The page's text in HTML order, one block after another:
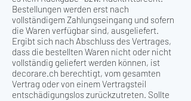
Bestellungen werden erst nach
vollständigem Zahlungseingang und sofern
die Waren verfügbar sind, ausgeliefert.
Ergibt sich nach Abschluss des Vertrages,
dass die bestellten Waren nicht oder nicht
vollständig geliefert werden können, ist
decorare.ch berechtigt, vom gesamten
Vertrag oder von einem Vertragsteil
entschädigungslos zurückzutreten. Sollte